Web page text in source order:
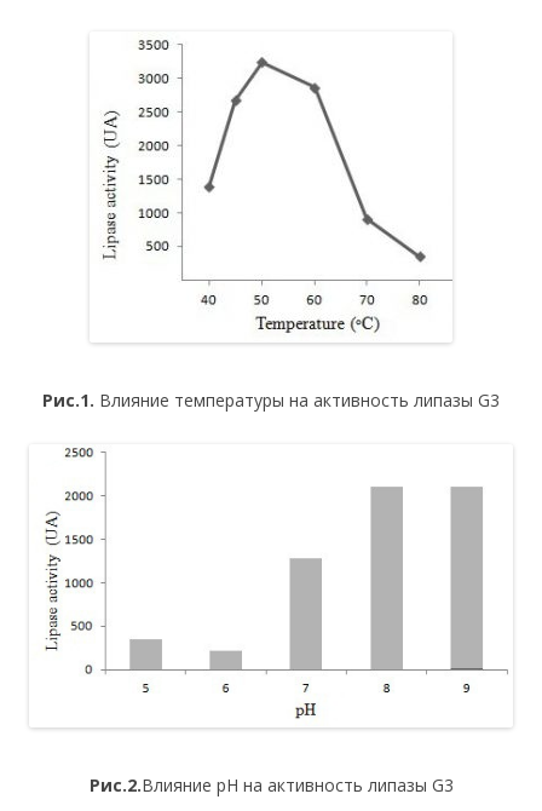
Рис.1. Влияние температуры на активность липазы G3
Рис.2.Влияние рН на активность липазы G3